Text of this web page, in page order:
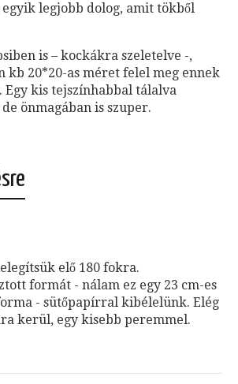
egyik legjobb dolog, amit tökből
is – kockákra szeletelve -,
kb 20*20-as méret felel meg ennek
Egy kis tejszínhabbal tálalva
önmagában is szuper.
elő 180 fokra.
formát - nálam ez egy 23 cm-es
- sütőpapírral kibélelünk. Elég
kerül, egy kisebb peremmel.